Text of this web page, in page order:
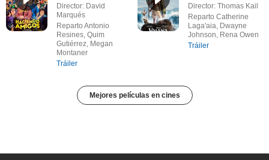
Director: David
Marqués
Reparto Antonio
Resines, Quim
Gutiérrez, Megan
Montaner
Tráiler
Director: Thomas Kail
Reparto Catherine
Laga'aia, Dwayne
Johnson, Rena Owen
Tráiler
Mejores películas en cines